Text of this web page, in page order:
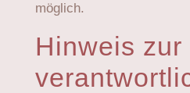
möglich.
Hinweis zur